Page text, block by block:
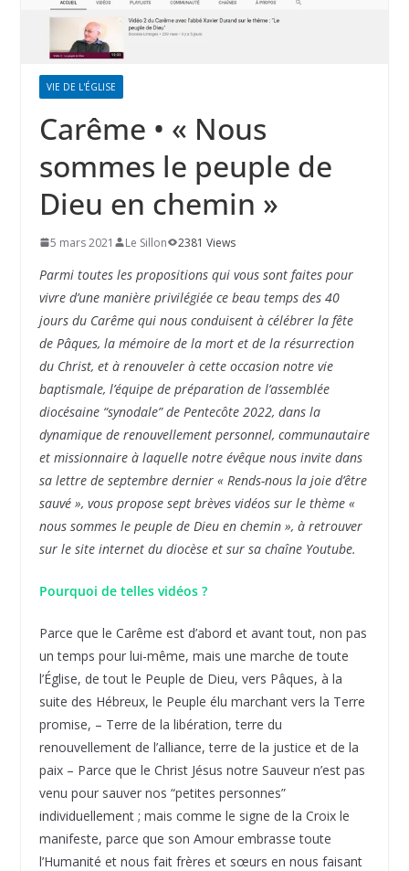
VIE DE L'ÉGLISE
Carême • « Nous
sommes le peuple de
Dieu en chemin »
5 mars 2021 Le Sillon 2381 Views
Parmi toutes les propositions qui vous sont faites pour
vivre d’une manière privilégiée ce beau temps des 40
jours du Carême qui nous conduisent à célébrer la fête
de Pâques, la mémoire de la mort et de la résurrection
du Christ, et à renouveler à cette occasion notre vie
baptismale, l’équipe de préparation de l’assemblée
diocésaine “synodale” de Pentecôte 2022, dans la
dynamique de renouvellement personnel, communautaire
et missionnaire à laquelle notre évêque nous invite dans
sa lettre de septembre dernier « Rends-nous la joie d’être
sauvé », vous propose sept brèves vidéos sur le thème «
nous sommes le peuple de Dieu en chemin », à retrouver
sur le site internet du diocèse et sur sa chaîne Youtube.
Pourquoi de telles vidéos ?
Parce que le Carême est d’abord et avant tout, non pas
un temps pour lui-même, mais une marche de toute
l’Église, de tout le Peuple de Dieu, vers Pâques, à la
suite des Hébreux, le Peuple élu marchant vers la Terre
promise, – Terre de la libération, terre du
renouvellement de l’alliance, terre de la justice et de la
paix – Parce que le Christ Jésus notre Sauveur n’est pas
venu pour sauver nos “petites personnes”
individuellement ; mais comme le signe de la Croix le
manifeste, parce que son Amour embrasse toute
l’Humanité et nous fait frères et sœurs en nous faisant